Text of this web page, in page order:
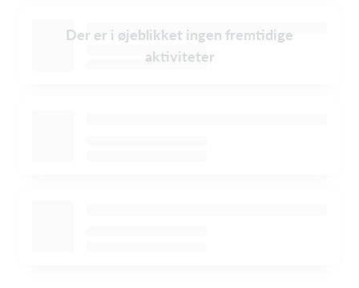
Der er i øjeblikket ingen fremtidige
aktiviteter